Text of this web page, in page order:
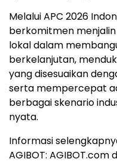
Melalui APC 2026
berkomitmen
lokal dalam
berkelanjutan,
yang disesuaikan
serta mempercepat
berbagai skenario
nyata.
Informasi
AGIBOT: AGIBOT.com